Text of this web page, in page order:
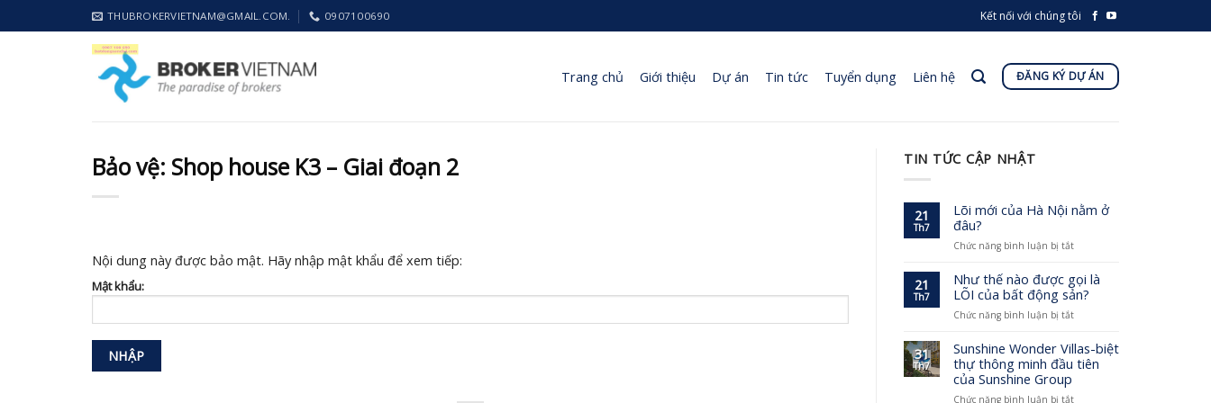
to
THUBROKERVIETNAM@GMAIL.COM. 0907100690 Kết nối với chúng tôi
Trang chủ Giới thiệu Dự án Tin tức Tuyển dụng Liên hệ ĐĂNG KÝ DỰ ÁN
Bảo vệ: Shop house K3 – Giai đoạn 2
Nội dung này được bảo mật. Hãy nhập mật khẩu để xem tiếp:
Mật khẩu:
TIN TỨC CẬP NHẬT
21
Th7
Lõi mới của Hà Nội nằm ở
đâu?
Chức năng bình luận bị tắtở
mới
của
Hà
Nội
ở
đâu?
21
Th7
Như thế nào được gọi là
LÕI của bất động sản?
Chức năng bình luận bị tắtở
thế
nào
được
là
31
Th7
Sunshine Wonder Villas-biệt
thự thông minh đầu tiên
của Sunshine Group
Chức năng bình luận bị tắtở